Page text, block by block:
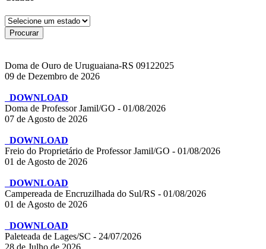
Doma de Ouro de Uruguaiana-RS 09122025
09 de Dezembro de 2026
DOWNLOAD
Doma de Professor Jamil/GO - 01/08/2026
07 de Agosto de 2026
DOWNLOAD
Freio do Proprietário de Professor Jamil/GO - 01/08/2026
01 de Agosto de 2026
DOWNLOAD
Campereada de Encruzilhada do Sul/RS - 01/08/2026
01 de Agosto de 2026
DOWNLOAD
Paleteada de Lages/SC - 24/07/2026